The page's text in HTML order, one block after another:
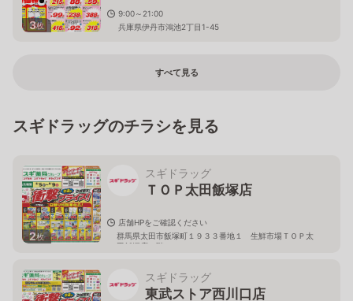
3枚
9:00～21:00
兵庫県伊丹市鴻池2丁目1-45
すべて見る
スギドラッグのチラシを見る
2枚
スギドラッグ
ＴＯＰ太田飯塚店
店舗HPをご確認ください
群馬県太田市飯塚町１９３３番地１ 生鮮市場ＴＯＰ太
田飯塚店１階
スギドラッグ
東武ストア西川口店